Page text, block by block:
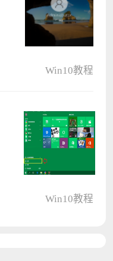
Win10教程
Win10教程